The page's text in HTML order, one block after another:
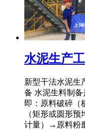
水泥生产
新型干法水泥生
备 水泥生料制
即：原料破碎
（矩形或圆形
计量）→原料粉